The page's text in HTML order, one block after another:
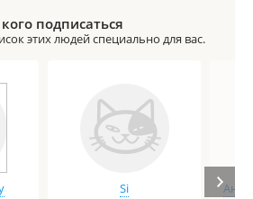
подписаться
этих людей специально для вас.
Si